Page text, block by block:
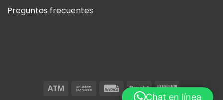
Preguntas frecuentes
Chat en línea